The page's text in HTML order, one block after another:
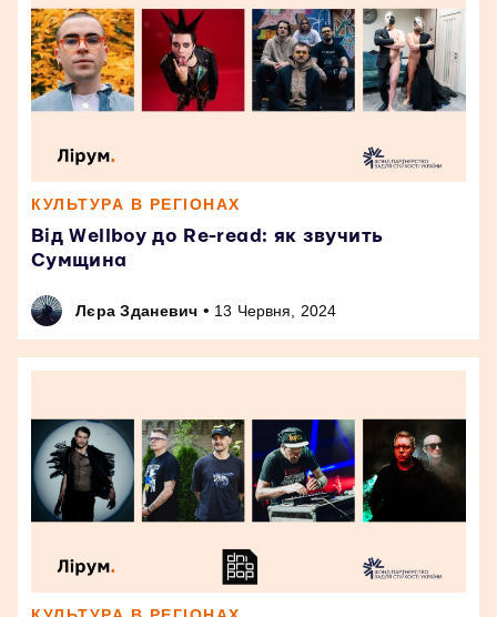
КУЛЬТУРА В РЕГІОНАХ
Від Wellboy до Re-read: як звучить
Сумщина
Лєра Зданевич • 13 Червня, 2024